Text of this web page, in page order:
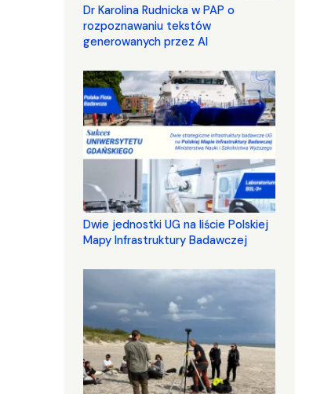
Dr Karolina Rudnicka w PAP o
rozpoznawaniu tekstów
generowanych przez AI
Dwie jednostki UG na liście Polskiej
Mapy Infrastruktury Badawczej